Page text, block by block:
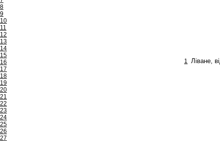
8
9
10
11
12
13
14
15
16
17
18
19
20
21
22
23
24
25
26
27
1 Ліване,